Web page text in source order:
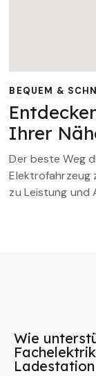
BEQUEM &
Ihrer
Der beste Weg
Elektrofahrzeug
zu Leistung und
Wie